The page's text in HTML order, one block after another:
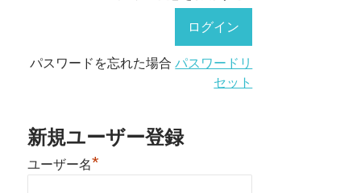
パスワードを忘れた場合パスワードリ
セット
新規ユーザー登録
ユーザー名*